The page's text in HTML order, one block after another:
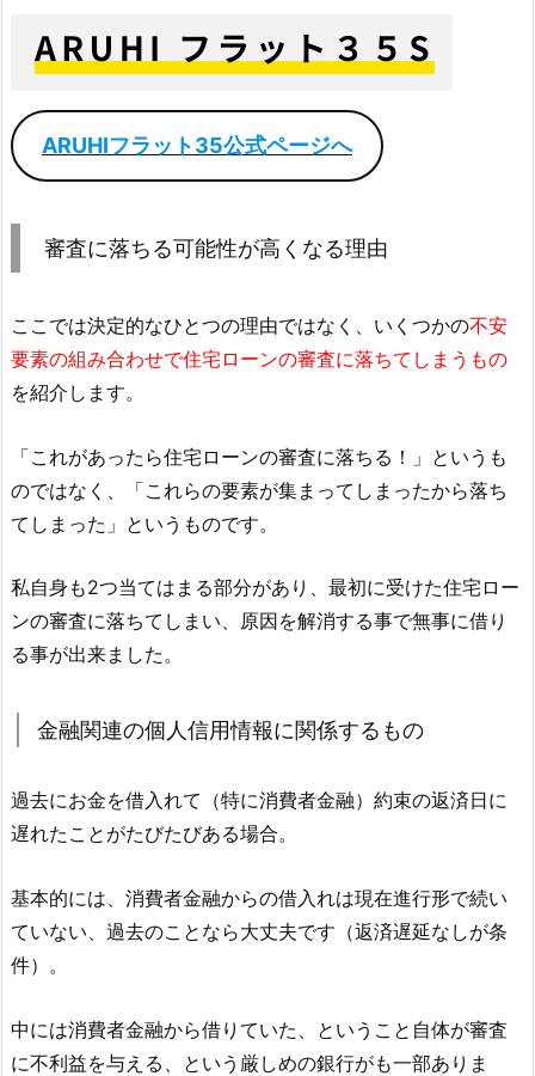
ARUHIフラット35公式ページへ
審査に落ちる可能性が高くなる理由
ここでは決定的なひとつの理由ではなく、いくつかの不安
要素の組み合わせで住宅ローンの審査に落ちてしまうもの
を紹介します。
「これがあったら住宅ローンの審査に落ちる！」というも
のではなく、「これらの要素が集まってしまったから落ち
てしまった」というものです。
私自身も2つ当てはまる部分があり、最初に受けた住宅ロー
ンの審査に落ちてしまい、原因を解消する事で無事に借り
る事が出来ました。
金融関連の個人信用情報に関係するもの
過去にお金を借入れて（特に消費者金融）約束の返済日に
遅れたことがたびたびある場合。
基本的には、消費者金融からの借入れは現在進行形で続い
ていない、過去のことなら大丈夫です（返済遅延なしが条
件）。
中には消費者金融から借りていた、ということ自体が審査
に不利益を与える、という厳しめの銀行がも一部ありま